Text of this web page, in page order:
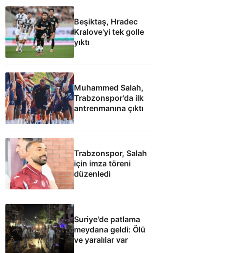
Beşiktaş, Hradec
Kralove'yi tek golle
yıktı
Muhammed Salah,
Trabzonspor'da ilk
antrenmanına çıktı
Trabzonspor, Salah
için imza töreni
düzenledi
Suriye'de patlama
meydana geldi: Ölü
ve yaralılar var